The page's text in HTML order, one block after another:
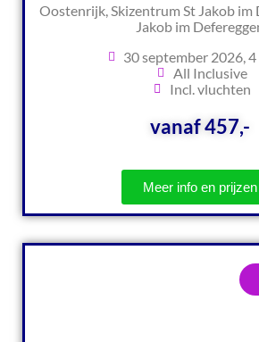
Oostenrijk, Skizentrum St Jakob im
Jakob im
30 september 2026, 4
All Inclusive
Incl. vluchten
vanaf 457,-
Meer info en prijzen